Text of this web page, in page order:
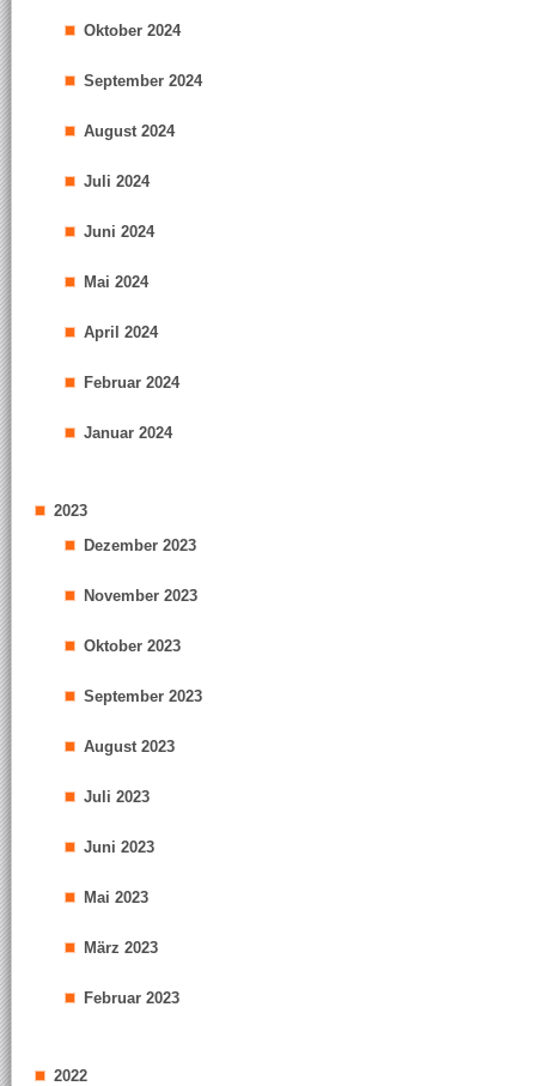
Oktober 2024
September 2024
August 2024
Juli 2024
Juni 2024
Mai 2024
April 2024
Februar 2024
Januar 2024
2023
Dezember 2023
November 2023
Oktober 2023
September 2023
August 2023
Juli 2023
Juni 2023
Mai 2023
März 2023
Februar 2023
2022